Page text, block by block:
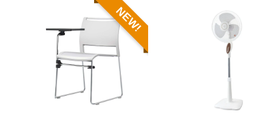
NEW!